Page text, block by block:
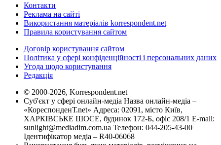
Контакти
Реклама на сайті
Використання матеріалів korrespondent.net
Правила користування сайтом
Договір користування сайтом
Політика у сфері конфіденційності і персональних даних
Угода щодо користування
Редакція
© 2000-2026, Korrespondent.net
Суб'єкт у сфері онлайн-медіа Назва онлайн-медіа –
«КореспонденТ.net» Адреса: 02091, місто Київ,
ХАРКІВСЬКЕ ШОСЕ, будинок 172-Б, офіс 208/1 E-mail:
sunlight@mediadim.com.ua Телефон: 044-205-43-00
Ідентифікатор медіа – R40-06068